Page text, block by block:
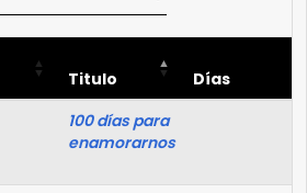
Titulo
Días
100 días para
enamorarnos